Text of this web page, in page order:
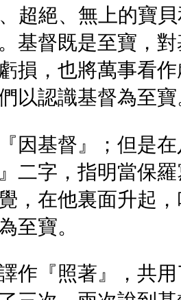
超絕、無上的寶
基督既是至寶，
損，也將萬事看
以認識基督為至寶
因基督』；但是
二字，指明當保
，在他裏面升起
至寶。
作『照著』，共